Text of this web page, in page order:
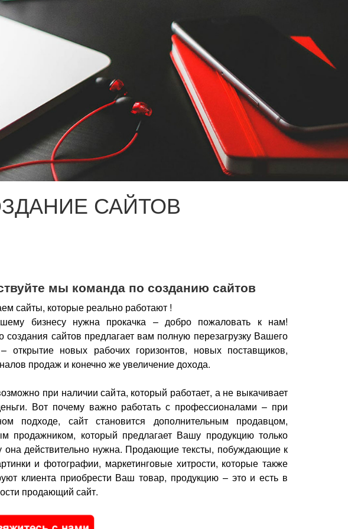
САЙТОВ
мы команда по созданию сайтов
сайты, которые реально работают !
бизнесу нужна прокачка – добро пожаловать к нам!
создания сайтов предлагает вам полную перезагрузку Вашего
открытие новых рабочих горизонтов, новых поставщиков,
продаж и конечно же увеличение дохода.
при наличии сайта, который работает, а не выкачивает
Вот почему важно работать с профессионалами – при
подходе, сайт становится дополнительным продавцом,
продажником, который предлагает Вашу продукцию только
она действительно нужна. Продающие тексты, побуждающие к
и фотографии, маркетинговые хитрости, которые также
клиента приобрести Ваш товар, продукцию – это и есть в
продающий сайт.